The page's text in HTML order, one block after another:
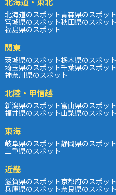
北海道のスポット青森県のスポット
宮城県のスポット秋田県のスポット
福島県のスポット
関東
茨城県のスポット栃木県のスポット
埼玉県のスポット千葉県のスポット
神奈川県のスポット
北陸・甲信越
新潟県のスポット富山県のスポット
福井県のスポット山梨県のスポット
東海
岐阜県のスポット静岡県のスポット
三重県のスポット
近畿
滋賀県のスポット京都府のスポット
兵庫県のスポット奈良県のスポット